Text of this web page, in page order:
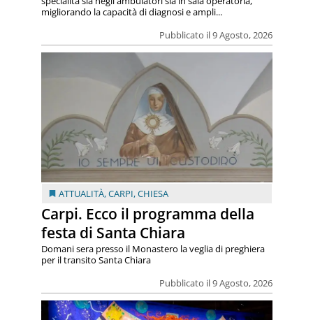
Pubblicato il 9 Agosto, 2026
migliorando la capacità di diagnosi e ampli...
ATTUALITÀ,CARPI,CHIESA
Carpi. Ecco il programma della
festa di Santa Chiara
Pubblicato il 9 Agosto, 2026
Domani sera presso il Monastero la veglia di preghiera
per il transito Santa Chiara